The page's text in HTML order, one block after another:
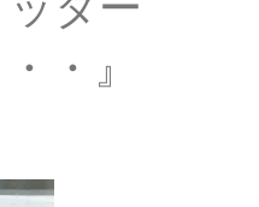
・』